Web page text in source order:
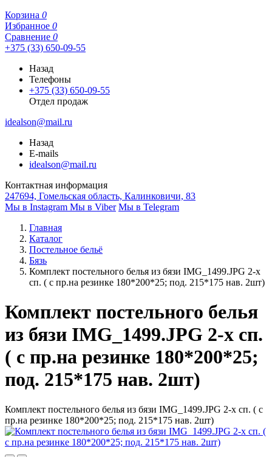
Корзина 0
Избранное 0
Сравнение 0
+375 (33) 650-09-55
Назад
Телефоны
+375 (33) 650-09-55
Отдел продаж
idealson@mail.ru
Назад
E-mails
idealson@mail.ru
Контактная информация
247694, Гомельская область, Калинковичи, 83
Мы в Instagram Мы в Viber Мы в Telegram
Главная
Каталог
Постельное бельё
Бязь
Комплект постельного белья из бязи IMG_1499.JPG 2-х
сп. ( с пр.на резинке 180*200*25; под. 215*175 нав. 2шт)
Комплект постельного белья
из бязи IMG_1499.JPG 2-х сп.
( с пр.на резинке 180*200*25;
под. 215*175 нав. 2шт)
Комплект постельного белья из бязи IMG_1499.JPG 2-х сп. ( с
пр.на резинке 180*200*25; под. 215*175 нав. 2шт)